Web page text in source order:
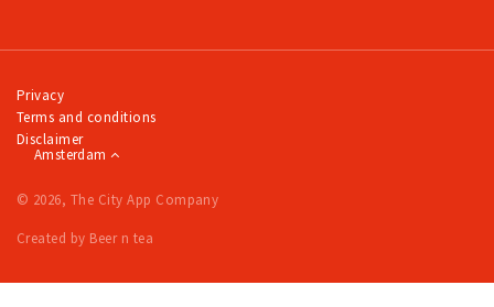
Privacy
Terms and conditions
Disclaimer
Amsterdam
© 2026, The City App Company
Created by Beer n tea